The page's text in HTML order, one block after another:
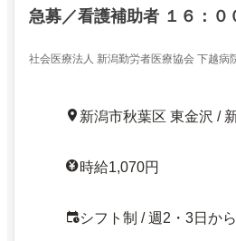
急募／看護補助者 １６：０
社会医療法人 新潟勤労者医療協会 下越病
新潟市秋葉区 東金沢 /
時給1,070円
シフト制 / 週2・3日か